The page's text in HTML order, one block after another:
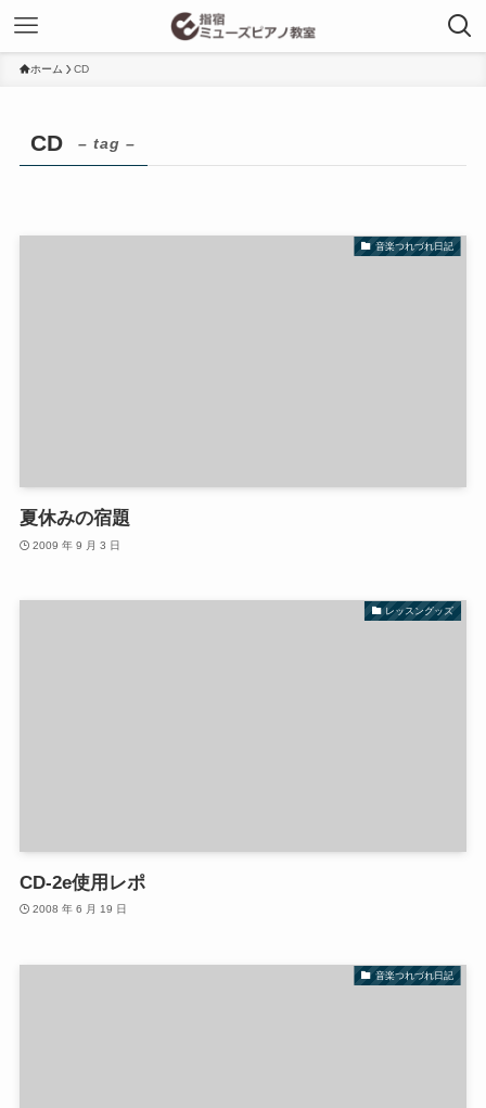
ホーム CD
CD – tag –
音楽つれづれ日記
夏休みの宿題
2009 年 9 月 3 日
レッスングッズ
CD-2e使用レポ
2008 年 6 月 19 日
音楽つれづれ日記